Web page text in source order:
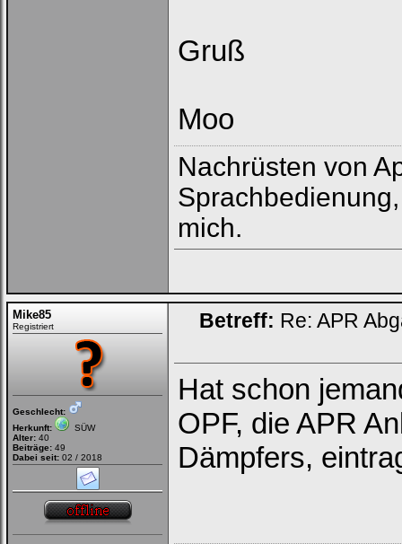
Gruß
Moo
Nachrüsten von
mich.
Mike85
Registriert
Geschlecht:
Herkunft:
SÜW
Alter: 40
Beiträge: 49
Dabei seit: 02 / 2018
Betreff: Re: APR
Hat schon
OPF, die APR
Dämpfers,